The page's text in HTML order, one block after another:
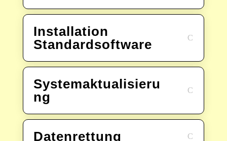
Installation
Standardsoftware
Systemaktualisieru
ng
Datenrettung